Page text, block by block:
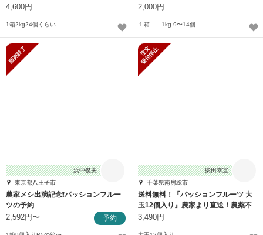
4,600円
1箱2kg24個くらい
同)
2,000円
１箱 1kg 9〜14個
浜中俊夫
東京都八王子市
農家メシ出演記念❗パッションフルー
ツの予約
2,592円〜 予約
柴田幸宣
千葉県南房総市
送料無料！『パッションフルーツ 大
玉12個入り』農家より直送！農薬不
使用♪
3,490円